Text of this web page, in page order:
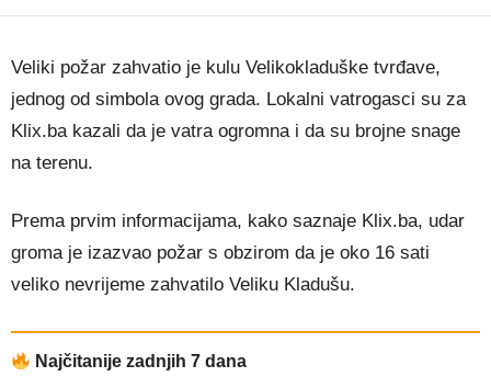
Veliki požar zahvatio je kulu Velikokladuške tvrđave,
jednog od simbola ovog grada. Lokalni vatrogasci su za
Klix.ba kazali da je vatra ogromna i da su brojne snage
na terenu.
Prema prvim informacijama, kako saznaje Klix.ba, udar
groma je izazvao požar s obzirom da je oko 16 sati
veliko nevrijeme zahvatilo Veliku Kladušu.
Najčitanije zadnjih 7 dana